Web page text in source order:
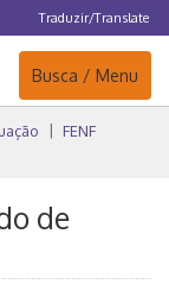
Traduzir/Translate
Navegação
Busca / Menu
FENF
de